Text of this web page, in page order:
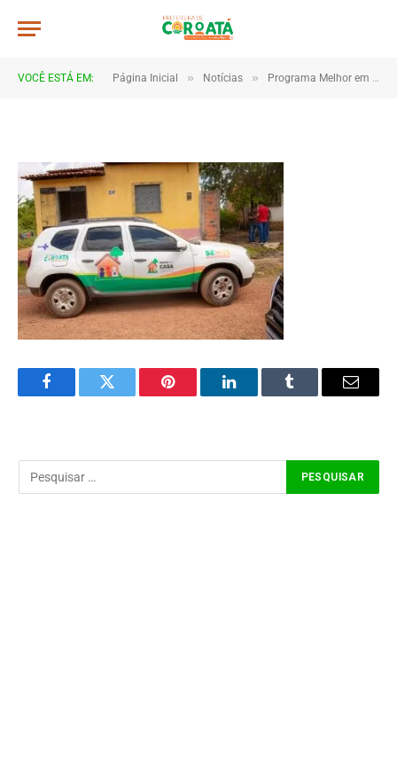
VOCÊ ESTÁ EM: Página Inicial » Notícias » Programa Melhor em Casa transforma atendimento em Coroatá e leva saúde ao lar dos pacientes
a06
FacebookTwitter Pinterest LinkedInTumblr Email